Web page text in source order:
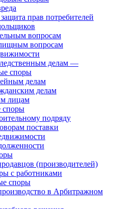
прав потребителей
вопросам
вопросам
делам —
споры
делам
делам
лицам
споры
подряду
поставки
(производителей)
с работниками
споры
в Арбитражном